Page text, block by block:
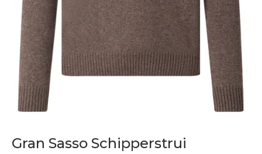
Gran Sasso Schipperstrui